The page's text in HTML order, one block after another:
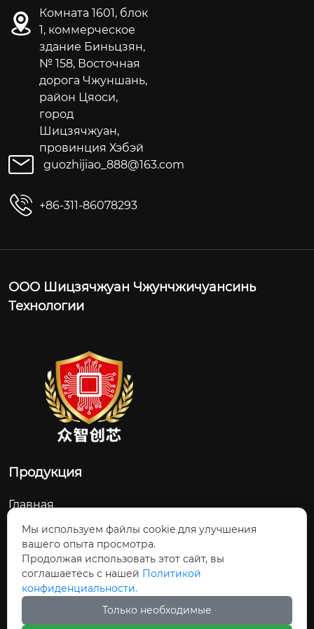
Комната 1601, блок
1, коммерческое
здание Биньцзян,
№ 158, Восточная
дорога Чжуншань,
район Цяоси,
город
Шицзячжуан,
провинция Хэбэй
guozhijiao_888@163.com
+86-311-86078293
ООО Шицзячжуан Чжунчжичуансинь
Технологии
Продукция
Главная
О Нас
Контакты
Новости и обновления
Продукция
Мы используем файлы cookie для улучшения
вашего опыта просмотра.
Продолжая использовать этот сайт, вы
соглашаетесь с нашей Политикой
конфиденциальности.
Только необходимые